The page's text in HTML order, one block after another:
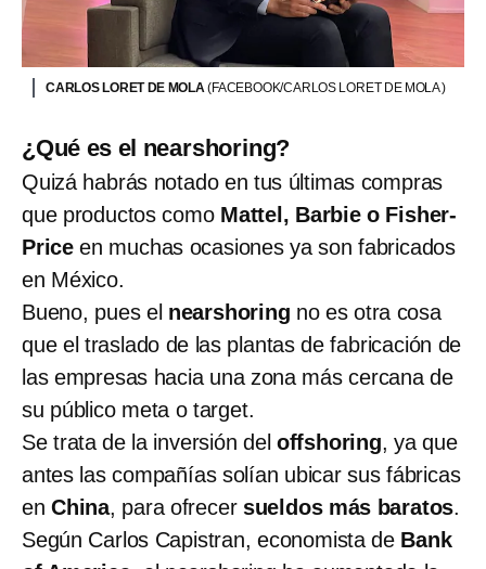
CARLOS LORET DE MOLA(FACEBOOK/CARLOS LORET DE MOLA )
¿Qué es el nearshoring?
Quizá habrás notado en tus últimas compras
que productos como Mattel, Barbie o Fisher-
Price en muchas ocasiones ya son fabricados
en México.
Bueno, pues el nearshoring no es otra cosa
que el traslado de las plantas de fabricación de
las empresas hacia una zona más cercana de
su público meta o target.
Se trata de la inversión del offshoring, ya que
antes las compañías solían ubicar sus fábricas
en China, para ofrecer sueldos más baratos.
Según Carlos Capistran, economista de Bank